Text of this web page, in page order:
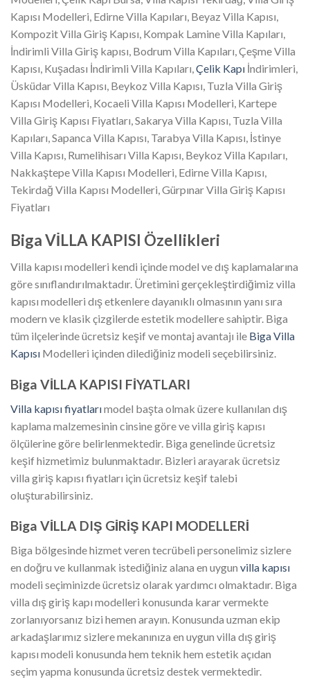
Kapısı Modelleri, Edirne Villa Kapıları, Beyaz Villa Kapısı,
Kompozit Villa Giriş Kapısı, Kompak Lamine Villa Kapıları,
İndirimli Villa Giriş kapısı, Bodrum Villa Kapıları, Çeşme Villa
Kapısı, Kuşadası İndirimli Villa Kapıları,Çelik Kapı İndirimleri,
Üsküdar Villa Kapısı, Beykoz Villa Kapısı, Tuzla Villa Giriş
Kapısı Modelleri, Kocaeli Villa Kapısı Modelleri, Kartepe
Villa Giriş Kapısı Fiyatları, Sakarya Villa Kapısı, Tuzla Villa
Kapıları, Sapanca Villa Kapısı, Tarabya Villa Kapısı, İstinye
Villa Kapısı, Rumelihisarı Villa Kapısı, Beykoz Villa Kapıları,
Nakkaştepe Villa Kapısı Modelleri, Edirne Villa Kapısı,
Tekirdağ Villa Kapısı Modelleri, Gürpınar Villa Giriş Kapısı
Fiyatları
Biga VİLLA KAPISI Özellikleri
Villa kapısı modelleri kendi içinde model ve dış kaplamalarına
göre sınıflandırılmaktadır. Üretimini gerçekleştirdiğimiz villa
kapısı modelleri dış etkenlere dayanıklı olmasının yanı sıra
modern ve klasik çizgilerde estetik modellere sahiptir. Biga
tüm ilçelerinde ücretsiz keşif ve montaj avantajı ile Biga Villa
Kapısı Modelleri içinden dilediğiniz modeli seçebilirsiniz.
Biga VİLLA KAPISI FİYATLARI
Villa kapısı fiyatlarımodel başta olmak üzere kullanılan dış
kaplama malzemesinin cinsine göre ve villa giriş kapısı
ölçülerine göre belirlenmektedir. Biga genelinde ücretsiz
keşif hizmetimiz bulunmaktadır. Bizleri arayarak ücretsiz
villa giriş kapısı fiyatları için ücretsiz keşif talebi
oluşturabilirsiniz.
Biga VİLLA DIŞ GİRİŞ KAPI MODELLERİ
Biga bölgesinde hizmet veren tecrübeli personelimiz sizlere
en doğru ve kullanmak istediğiniz alana en uygun villa kapısı
modeli seçiminizde ücretsiz olarak yardımcı olmaktadır. Biga
villa dış giriş kapı modelleri konusunda karar vermekte
zorlanıyorsanız bizi hemen arayın. Konusunda uzman ekip
arkadaşlarımız sizlere mekanınıza en uygun villa dış giriş
kapısı modeli konusunda hem teknik hem estetik açıdan
seçim yapma konusunda ücretsiz destek vermektedir.